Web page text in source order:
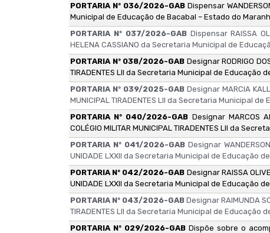
PORTARIA Nº 036/2026-GAB Dispensar
Municipal de Educação de Bacabal – Estado do
PORTARIA Nº 037/2026-GAB Dispensar RAISSA
HELENA CASSIANO da Secretaria Municipal de
PORTARIA Nº 038/2026-GAB Designar RODRIGO
TIRADENTES LII da Secretaria Municipal de Educação
PORTARIA Nº 039/2025-GAB Designar MARCIA
MUNICIPAL TIRADENTES LII da Secretaria Municipal
PORTARIA Nº 040/2026-GAB Designar MARCOS
COLÉGIO MILITAR MUNICIPAL TIRADENTES LII da
PORTARIA Nº 041/2026-GAB Designar
UNIDADE LXXII da Secretaria Municipal de Educação
PORTARIA Nº 042/2026-GAB Designar RAISSA
UNIDADE LXXII da Secretaria Municipal de Educação
PORTARIA Nº 043/2026-GABDesignar RAIMUNDA
TIRADENTES LII da Secretaria Municipal de Educação
PORTARIA Nº 029/2026-GAB Dispõe sobre o